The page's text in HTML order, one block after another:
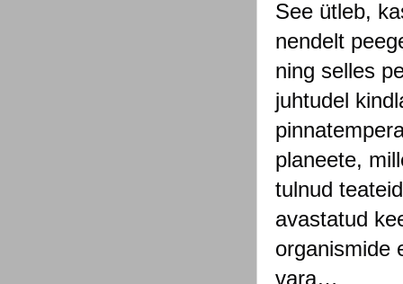
See ütleb,
nendelt
ning selles
juhtudel
planeete,
tulnud
avastatud
organismide
vara…